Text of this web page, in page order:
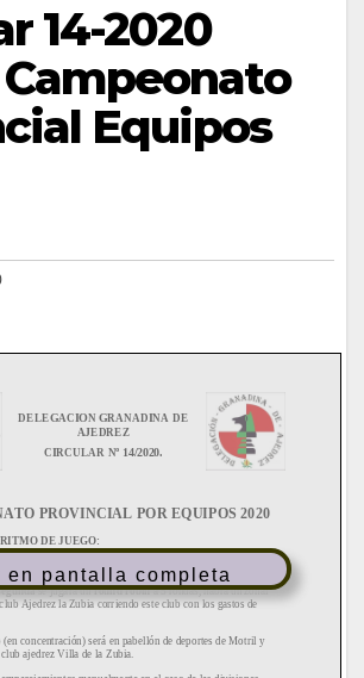
14-2020
Equipos
en pantalla completa